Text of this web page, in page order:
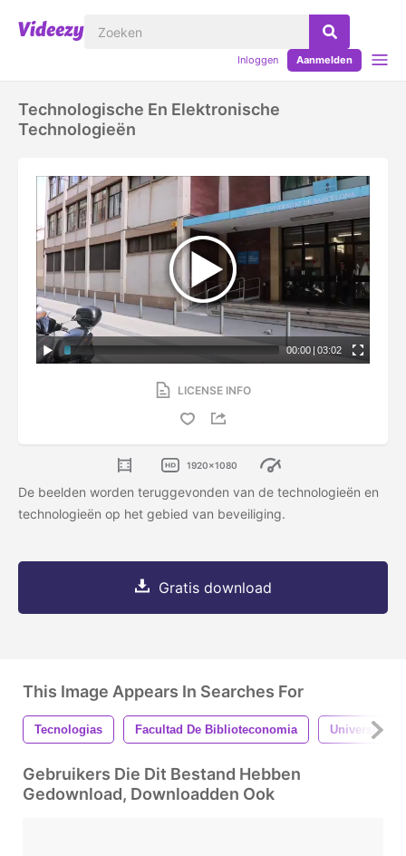
Inloggen Aanmelden
Technologische En Elektronische
Technologieën
00:00 | 03:02
LICENSE INFO
1920x1080
De beelden worden teruggevonden van de technologieën en
technologieën op het gebied van beveiliging.
Gratis download
This Image Appears In Searches For
Tecnologias Facultad De Biblioteconomia Universidad
Gebruikers Die Dit Bestand Hebben
Gedownload, Downloadden Ook